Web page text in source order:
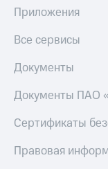
Приложения
Все сервисы
Документы
Документы ПАО
Сертификаты
Правовая